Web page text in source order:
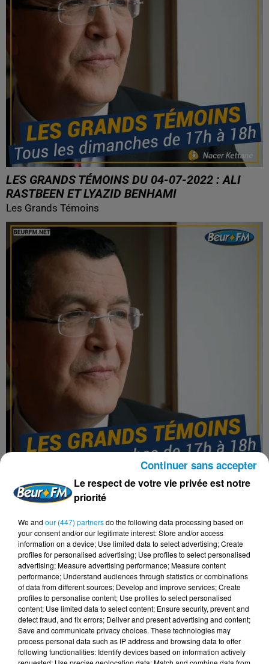
LES GRANDS TÉMOINS DU 04-07-2022 : ALI
RASTBEEN ET LYAZID BENHAMI
Les Grands Témoins
LES GRANDS TÉMOINS DU 04-07-2022 : ALI
RASTBEEN ET LYAZID BENHAMI
Les Grands Témoins
Le respect de votre vie privée est notre
priorité
We and our (447) partnersdo the following data processing based on
your consent and/or our legitimate interest: Store and/or access
information on a device; Use limited data to select advertising; Create
profiles for personalised advertising; Use profiles to select personalised
advertising; Measure advertising performance; Measure content
performance; Understand audiences through statistics or combinations
of data from different sources; Develop and improve services; Create
profiles to personalise content; Use profiles to select personalised
content; Use limited data to select content; Ensure security, prevent and
detect fraud, and fix errors; Deliver and present advertising and content;
Save and communicate privacy choices. These technologies may
process personal data such as IP address and browsing data to offer
following functionalities: Identify devices based on information actively
Continuer sans accepter